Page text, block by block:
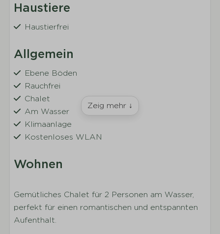
Haustiere
Haustierfrei
Allgemein
Ebene Böden
Rauchfrei
Chalet
Am Wasser
Klimaanlage
Kostenloses WLAN
Wohnen
Fernseher
Küche
Zeig mehr ↓
Gemütliches Chalet für 2 Personen am Wasser,
perfekt für einen romantischen und entspannten
Aufenthalt.